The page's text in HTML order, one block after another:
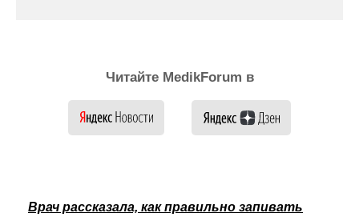
Читайте MedikForum в
Врач рассказала, как правильно запивать